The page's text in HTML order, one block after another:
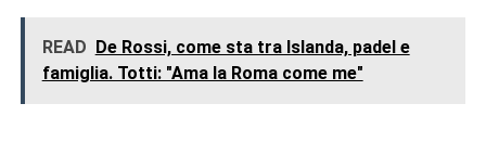
READ De Rossi, come sta tra Islanda, padel e
famiglia. Totti: "Ama la Roma come me"